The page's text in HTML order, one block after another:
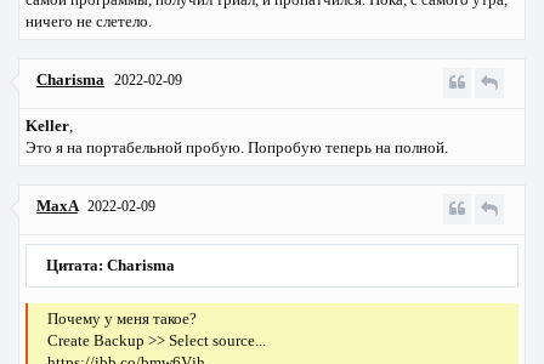
ничего не слетело.
Charisma 2022-02-09
Keller,
Это я на портабельной пробую. Попробую теперь на полной.
MaxA 2022-02-09
Цитата: Charisma
Почему у меня такое?
Create Backup >> Select source...